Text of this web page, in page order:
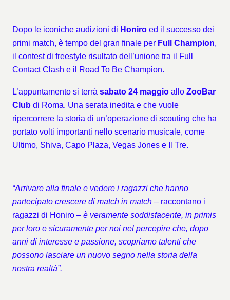
Dopo le iconiche audizioni di Honiro ed il successo dei
primi match, è tempo del gran finale per Full Champion,
il contest di freestyle risultato dell’unione tra il Full
Contact Clash e il Road To Be Champion.
L’appuntamento si terrà sabato 24 maggio allo ZooBar
Club di Roma. Una serata inedita e che vuole
ripercorrere la storia di un’operazione di scouting che ha
portato volti importanti nello scenario musicale, come
Ultimo, Shiva, Capo Plaza, Vegas Jones e Il Tre.
“Arrivare alla finale e vedere i ragazzi che hanno
partecipato crescere di match in match – raccontano i
ragazzi di Honiro – è veramente soddisfacente, in primis
per loro e sicuramente per noi nel percepire che, dopo
anni di interesse e passione, scopriamo talenti che
possono lasciare un nuovo segno nella storia della
nostra realtà”.